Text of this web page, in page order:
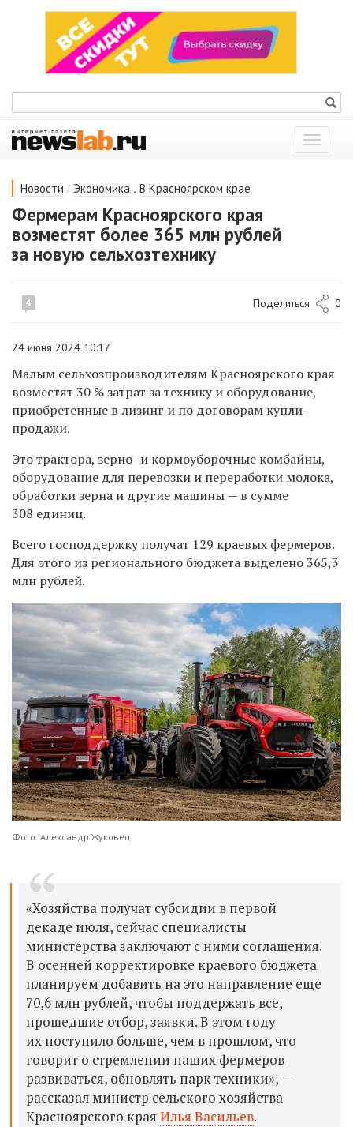
Показать
меню
Новости / Экономика , В Красноярском крае
Фермерам Красноярского края
возместят более 365 млн рублей
за новую сельхозтехнику
4 Поделиться 0
24 июня 2024 10:17
Малым сельхозпроизводителям Красноярского края
возместят 30 % затрат за технику и оборудование,
приобретенные в лизинг и по договорам купли-
продажи.
Это трактора, зерно- и кормоуборочные комбайны,
оборудование для перевозки и переработки молока,
обработки зерна и другие машины — в сумме
308 единиц.
Всего господдержку получат 129 краевых фермеров.
Для этого из регионального бюджета выделено 365,3
млн рублей.
Фото: Александр Жуковец
«Хозяйства получат субсидии в первой
декаде июля, сейчас специалисты
министерства заключают с ними соглашения.
В осенней корректировке краевого бюджета
планируем добавить на это направление еще
70,6 млн рублей, чтобы поддержать все,
прошедшие отбор, заявки. В этом году
их поступило больше, чем в прошлом, что
говорит о стремлении наших фермеров
развиваться, обновлять парк техники», —
рассказал министр сельского хозяйства
Красноярского края Илья Васильев.